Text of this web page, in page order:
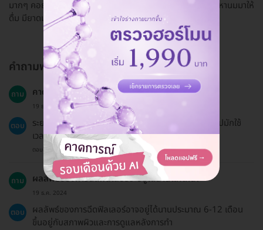
มากๆ คอยดูแลดีมากค่ะ จะเป็นลมตอนฉีดเสร็จ คุณหมอหาน้ำ หานมมาให้
ดื่ม มียาดมด้วย ขอบคุณนะคะ ❤
คำถามพบบ่อย
ถาม คาดหวังระยะเวลาในการฟื้นตัวเป็นอย่างไร?
19 ธ.ค. 2024
ตอบ
ระยะเวลาในการฟื้นตัวขึ้นอยู่กับปัจเจกบุคคล แต่โดยทั่วไปมักใช้
เวลา 1-2 สัปดาห์ในการฟื้นตัวเต็มที่
ตอบโดยทีมงาน HD
ถาม ผลลัพธ์ของการฉีดฟิลเลอร์จะอยู่ได้นานแค่ไหน?
19 ธ.ค. 2024
ตอบ
ผลลัพธ์ของการฉีดฟิลเลอร์อาจอยู่ได้นานประมาณ 6-12 เดือน
ขึ้นอยู่กับสภาพผิวและการดูแลหลังการทำ